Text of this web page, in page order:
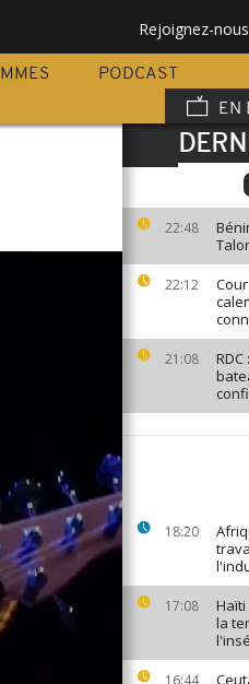
Rejoignez-nous
PODCAST
EN
22:48
22:12
21:08
18:20
17:08
la
16:44